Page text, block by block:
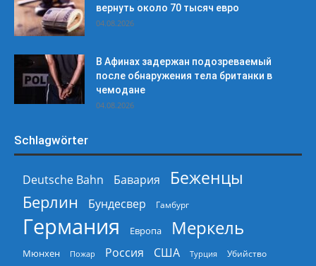
вернуть около 70 тысяч евро
04.08.2026
В Афинах задержан подозреваемый
после обнаружения тела британки в
чемодане
04.08.2026
Schlagwörter
Deutsche Bahn Бавария
Беженцы
Берлин
Бундесвер Гамбург
Германия Европа Меркель
Мюнхен Пожар Россия США Турция Убийство